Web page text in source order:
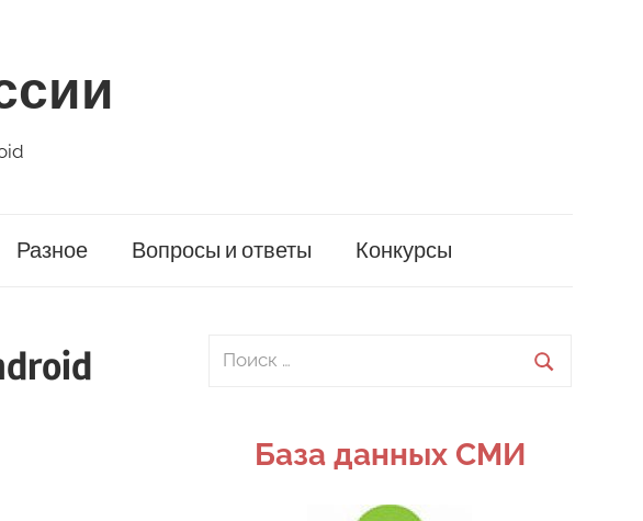
Разное Вопросы и ответы Конкурсы
Поиск
База данных СМИ